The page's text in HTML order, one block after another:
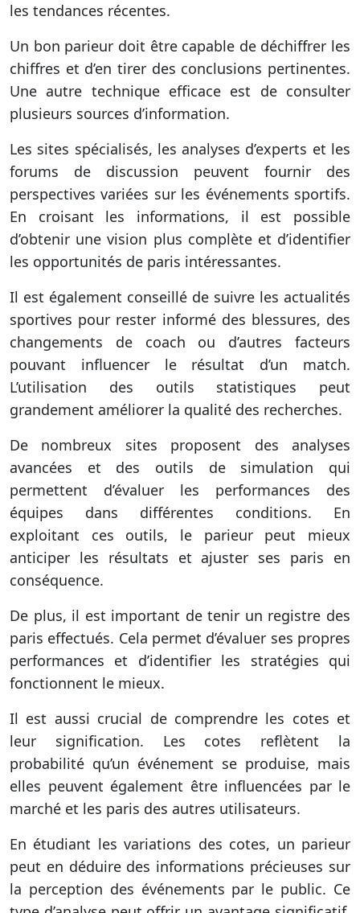
les tendances récentes.
Un bon parieur doit être capable de déchiffrer les
chiffres et d’en tirer des conclusions pertinentes.
Une autre technique efficace est de consulter
plusieurs sources d’information.
Les sites spécialisés, les analyses d’experts et les
forums de discussion peuvent fournir des
perspectives variées sur les événements sportifs.
En croisant les informations, il est possible
d’obtenir une vision plus complète et d’identifier
les opportunités de paris intéressantes.
Il est également conseillé de suivre les actualités
sportives pour rester informé des blessures, des
changements de coach ou d’autres facteurs
pouvant influencer le résultat d’un match.
L’utilisation des outils statistiques peut
grandement améliorer la qualité des recherches.
De nombreux sites proposent des analyses
avancées et des outils de simulation qui
permettent d’évaluer les performances des
équipes dans différentes conditions. En
exploitant ces outils, le parieur peut mieux
anticiper les résultats et ajuster ses paris en
conséquence.
De plus, il est important de tenir un registre des
paris effectués. Cela permet d’évaluer ses propres
performances et d’identifier les stratégies qui
fonctionnent le mieux.
Il est aussi crucial de comprendre les cotes et
leur signification. Les cotes reflètent la
probabilité qu’un événement se produise, mais
elles peuvent également être influencées par le
marché et les paris des autres utilisateurs.
En étudiant les variations des cotes, un parieur
peut en déduire des informations précieuses sur
la perception des événements par le public. Ce